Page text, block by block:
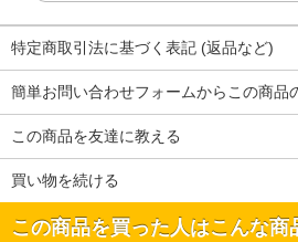
特定商取引法に基づく表記 (返品など)
簡単お問い合わせフォームからこの商品
この商品を友達に教える
買い物を続ける
この商品を買った人はこんな商